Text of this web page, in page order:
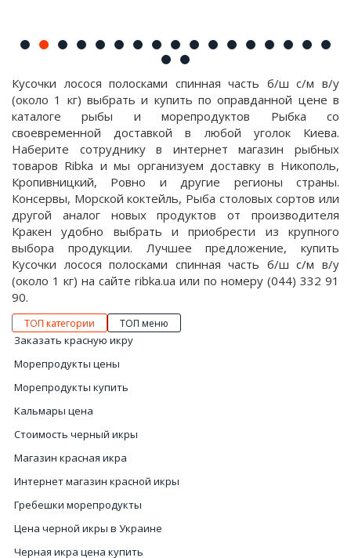
Кусочки лосося полосками спинная часть б/ш с/м в/у
(около 1 кг) выбрать и купить по оправданной цене в
каталоге рыбы и морепродуктов Рыбка со
своевременной доставкой в любой уголок Киева.
Наберите сотруднику в интернет магазин рыбных
товаров Ribka и мы организуем доставку в Никополь,
Кропивницкий, Ровно и другие регионы страны.
Консервы, Морской коктейль, Рыба столовых сортов или
другой аналог новых продуктов от производителя
Кракен удобно выбрать и приобрести из крупного
выбора продукции. Лучшее предложение, купить
Кусочки лосося полосками спинная часть б/ш с/м в/у
(около 1 кг) на сайте ribka.ua или по номеру (044) 332 91
90.
ТОП категории ТОП меню
Заказать красную икру
Морепродукты цены
Морепродукты купить
Кальмары цена
Стоимость черный икры
Магазин красная икра
Интернет магазин красной икры
Гребешки морепродукты
Цена черной икры в Украине
Черная икра цена купить